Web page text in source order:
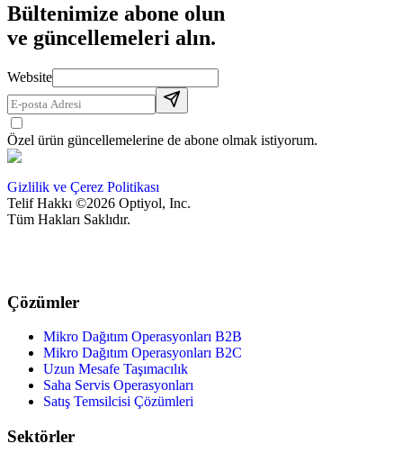
Bültenimize abone olun
ve güncellemeleri alın.
Website
Özel ürün güncellemelerine de abone olmak istiyorum.
Gizlilik ve Çerez Politikası
Telif Hakkı ©2026 Optiyol, Inc.
Tüm Hakları Saklıdır.
Çözümler
Mikro Dağıtım Operasyonları B2B
Mikro Dağıtım Operasyonları B2C
Uzun Mesafe Taşımacılık
Saha Servis Operasyonları
Satış Temsilcisi Çözümleri
Sektörler